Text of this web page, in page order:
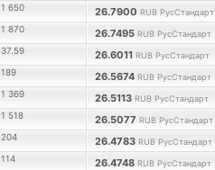
650 26.7900 RUB РусСтандарт
870 26.7495 RUB РусСтандарт
26.6011 RUB РусСтандарт
26.5674 RUB РусСтандарт
369 26.5113 RUB РусСтандарт
518 26.5077 RUB РусСтандарт
26.4783 RUB РусСтандарт
26.4748 RUB РусСтандарт